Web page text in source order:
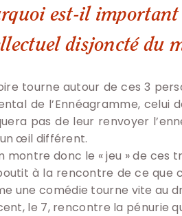
est-il important
disjoncté du
tourne autour de ces 3
de l’Ennéagramme, celui
pas de leur renvoyer
œil différent.
montre donc le « jeu » de ces
à la rencontre de ce que
une comédie tourne vite au
le 7, rencontre la pénurie